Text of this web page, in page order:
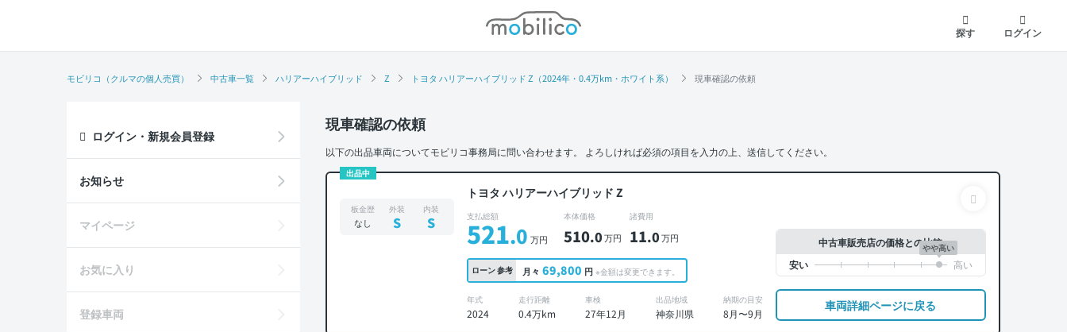
モビリコ
探す
ログイン
モビリコ（クルマの個人売買） 中古車一覧 ハリアーハイブリッド Z トヨタ ハリアーハイブリッド Z（2024年・0.4万km・ホワイト系） 現車確認の依頼
現車確認の依頼
以下の出品車両についてモビリコ事務局に問い合わせます。 よろしければ必須の項目を入力の上、送信してください。
出品中
トヨタ ハリアーハイブリッド Z
板金歴
なし
外装
S
内装
S 支払総額
521.0 万円
本体価格
510.0万円
諸費用
11.0万円
ローン参考 月々 69,800 円 ※金額は変更できます。
年式
2024
走行距離
0.4万km
車検
27年12月
出品地域
神奈川県
納期の目安
8月〜9月
中古車販売店の価格との比較
やや高い
車両詳細ページに戻る
ログイン・新規会員登録
お知らせ
マイページ
お気に入り
登録車両